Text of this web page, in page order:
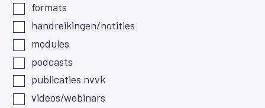
formats
handreikingen/notities
modules
podcasts
publicaties nvvk
videos/webinars